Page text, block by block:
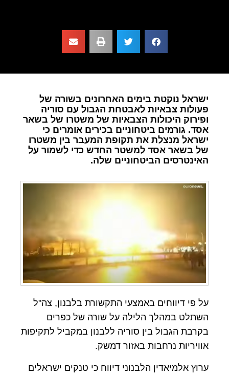
ישראל נוקטת בימים האחרונים בשורה של
פעולות צבאיות לאבטחת הגבול עם סוריה
ופירוק היכולות הצבאיות של משטרו של בשאר
אסד. גורמים ביטחוניים בכירים אומרים כי
ישראל מנצלת את תקופת המעבר בין משטרו
של בשאר אסד למשטר החדש כדי לשמור על
האינטרסים הביטחוניים שלה.
על פי דיווחים באמצעי התקשורת בלבנון, צה"ל
השתלט במהלך הלילה על שורה של כפרים
בקרבת הגבול בין סוריה ללבנון במקביל לתקיפות
אוויריות נרחבות באזור דמשק.
ערוץ אלמיאדין הלבנוני דיווח כי טנקים ישראלים